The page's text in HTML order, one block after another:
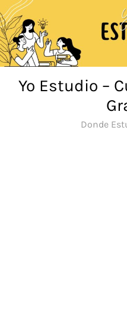
Saltar
al
contenido
Yo Estudio –
Donde